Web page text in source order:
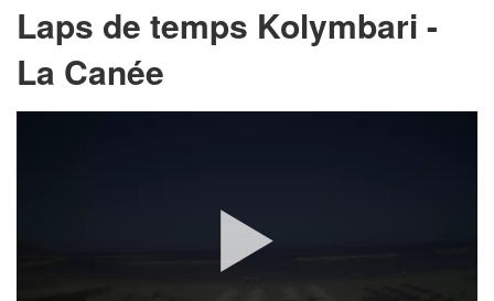
Laps de temps Kolymbari -
La Canée